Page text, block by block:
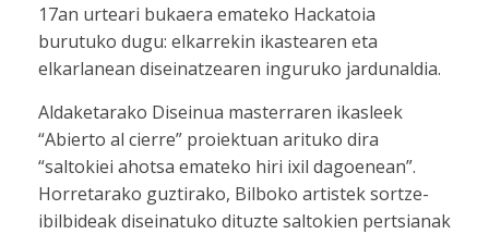
17an urteari bukaera emateko Hackatoia
burutuko dugu: elkarrekin ikastearen eta
elkarlanean diseinatzearen inguruko jardunaldia.
Aldaketarako Diseinua masterraren ikasleek
“Abierto al cierre” proiektuan arituko dira
“saltokiei ahotsa emateko hiri ixil dagoenean”.
Horretarako guztirako, Bilboko artistek sortze-
ibilbideak diseinatuko dituzte saltokien pertsianak